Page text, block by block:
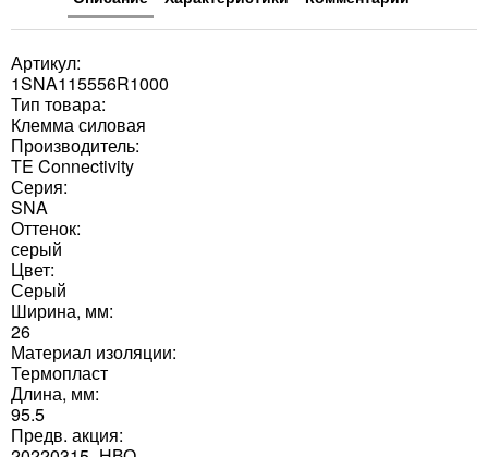
Артикул:
1SNA115556R1000
Тип товара:
Клемма силовая
Производитель:
TE Connectivity
Серия:
SNA
Оттенок:
серый
Цвет:
Серый
Ширина, мм:
26
Материал изоляции:
Термопласт
Длина, мм:
95.5
Предв. акция: